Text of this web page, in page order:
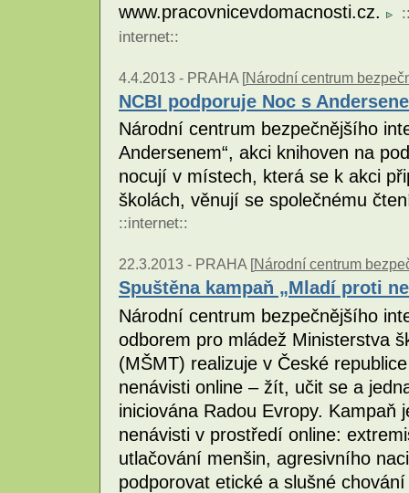
www.pracovnicevdomacnosti.cz.
internet::
4.4.2013 - PRAHA [Národní centrum
NCBI podporuje Noc s
Národní centrum bezpečnějšího
Andersenem“, akci knihoven na
nocují v místech, která se k akci
školách, věnují se společnému
::internet::
22.3.2013 - PRAHA [Národní centrum
Spuštěna kampaň „Mladí proti
Národní centrum bezpečnějšího
odborem pro mládež Ministerstva
(MŠMT) realizuje v České
nenávisti online – žít, učit se a
iniciována Radou Evropy. Kampaň
nenávisti v prostředí online:
utlačování menšin, agresivního
podporovat etické a slušné